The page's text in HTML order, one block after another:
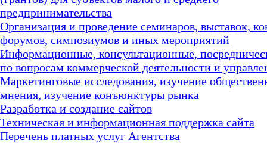
предпринимательства
Организация и проведение семинаров, выставок,
форумов, симпозиумов и иных мероприятий
Информационные, консультационные,
по вопросам коммерческой деятельности и
Маркетинговые исследования, изучение
мнения, изучение конъюнктуры рынка
Разработка и создание сайтов
Техническая и информационная поддержка сайта
Перечень платных услуг Агентства